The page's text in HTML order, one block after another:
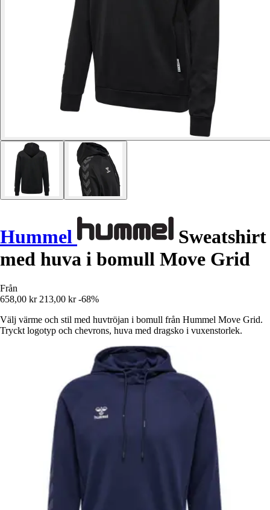
Hummel
Sweatshirt
med huva i bomull Move Grid
Från
658,00 kr 213,00 kr -68%
Välj värme och stil med huvtröjan i bomull från Hummel Move Grid.
Tryckt logotyp och chevrons, huva med dragsko i vuxenstorlek.